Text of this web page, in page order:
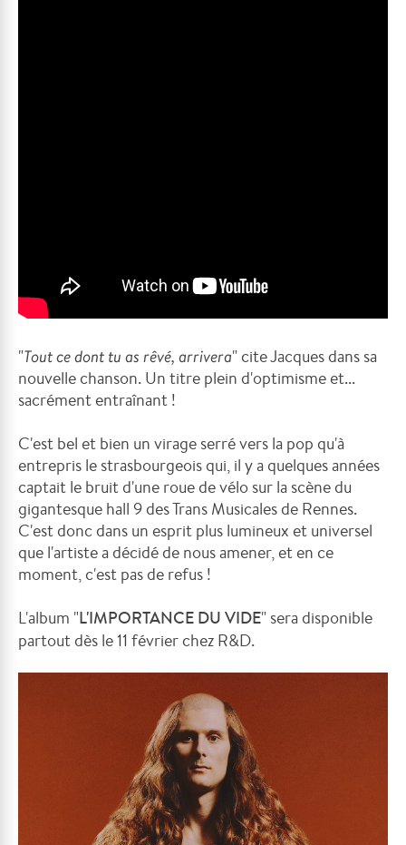
"Tout ce dont tu as rêvé, arrivera" cite Jacques dans sa
nouvelle chanson. Un titre plein d'optimisme et...
sacrément entraînant !
C'est bel et bien un virage serré vers la pop qu'à
entrepris le strasbourgeois qui, il y a quelques années
captait le bruit d'une roue de vélo sur la scène du
gigantesque hall 9 des Trans Musicales de Rennes.
C'est donc dans un esprit plus lumineux et universel
que l'artiste a décidé de nous amener, et en ce
moment, c'est pas de refus !
L'album "L'IMPORTANCE DU VIDE" sera disponible
partout dès le 11 février chez R&D.